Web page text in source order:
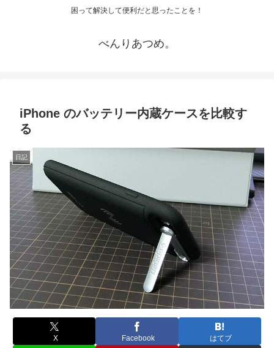
困って解決して便利だと思ったことを！
べんりあつめ。
iPhone のバッテリー内蔵ケースを比較す
る
日記
X Facebook はてブ